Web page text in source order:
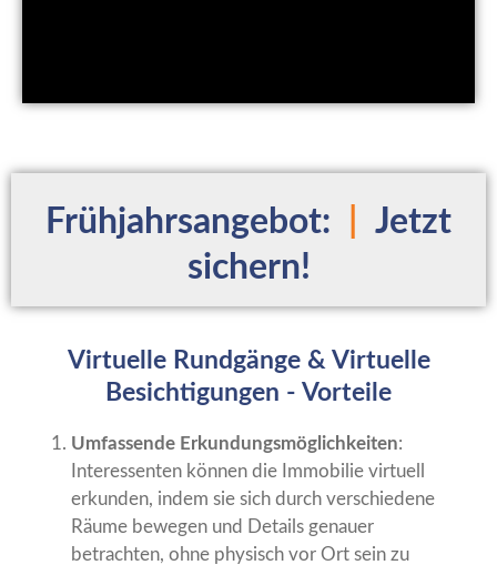
Frühjahrsangebot:
Jetzt
sichern!
Virtuelle Rundgänge & Virtuelle
Besichtigungen - Vorteile
Umfassende Erkundungsmöglichkeiten:
Interessenten können die Immobilie virtuell
erkunden, indem sie sich durch verschiedene
Räume bewegen und Details genauer
betrachten, ohne physisch vor Ort sein zu